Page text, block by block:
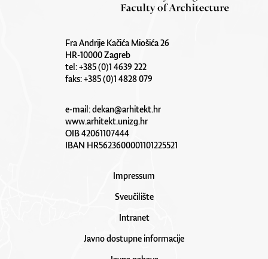
Fra Andrije Kačića Miošića 26
HR-10000 Zagreb
tel: +385 (0)1 4639 222
faks: +385 (0)1 4828 079
e-mail:dekan@arhitekt.hr
www.arhitekt.unizg.hr
OIB 42061107444
IBAN HR5623600001101225521
Impressum
Sveučilište
Intranet
Javno dostupne informacije